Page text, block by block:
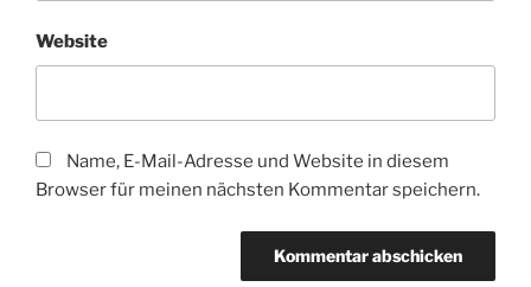
Website
Name, E-Mail-Adresse und Website in diesem
Browser für meinen nächsten Kommentar speichern.